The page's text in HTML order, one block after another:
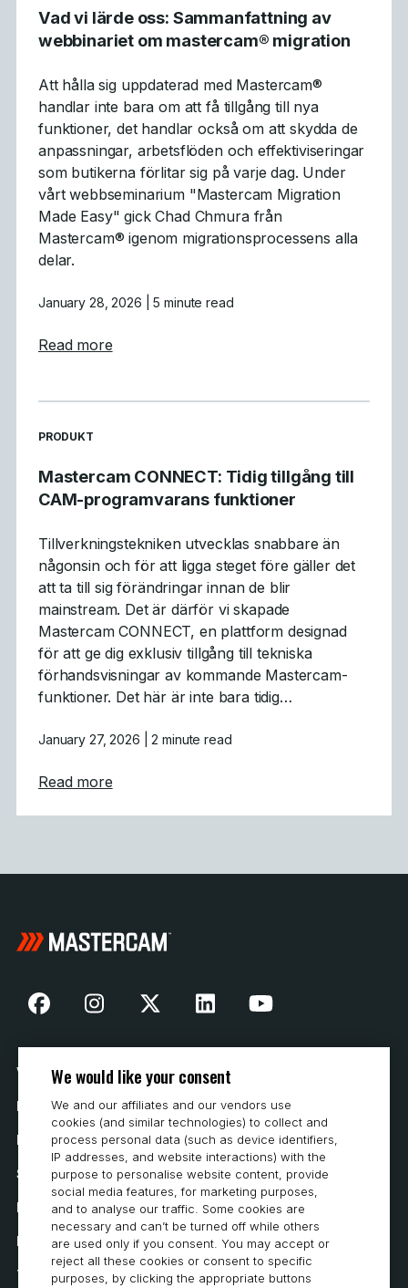
Vad vi lärde oss: Sammanfattning av
webbinariet om mastercam® migration
Att hålla sig uppdaterad med Mastercam®
handlar inte bara om att få tillgång till nya
funktioner, det handlar också om att skydda de
anpassningar, arbetsflöden och effektiviseringar
som butikerna förlitar sig på varje dag. Under
vårt webbseminarium "Mastercam Migration
Made Easy" gick Chad Chmura från
Mastercam® igenom migrationsprocessens alla
delar.
January 28, 2026 | 5 minute read
Read moreabout Vad vi lärde oss: Sammanfattning
READ MORE ARTICLES ABOUT
PRODUKT
Mastercam CONNECT: Tidig tillgång till
CAM-programvarans funktioner
Tillverkningstekniken utvecklas snabbare än
någonsin och för att ligga steget före gäller det
att ta till sig förändringar innan de blir
mainstream. Det är därför vi skapade
Mastercam CONNECT, en plattform designad
för att ge dig exklusiv tillgång till tekniska
förhandsvisningar av kommande Mastercam-
funktioner. Det här är inte bara tidig…
January 27, 2026 | 2 minute read
Read moreabout Mastercam CONNECT: Tidig
Vår historia
Hur man köper
Karriär
Systemkrav
Integritet
Integritetspolicy
Tillgänglighetsutlåtande
We would like your consent
We and our affiliates and our vendors use
cookies (and similar technologies) to collect and
process personal data (such as device identifiers,
IP addresses, and website interactions) with the
purpose to personalise website content, provide
social media features, for marketing purposes,
and to analyse our traffic. Some cookies are
necessary and can’t be turned off while others
are used only if you consent. You may accept or
reject all these cookies or consent to specific
purposes, by clicking the appropriate buttons